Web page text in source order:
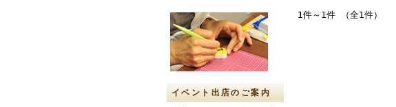
イベント出店のご案内
1件～1件 （全1件）